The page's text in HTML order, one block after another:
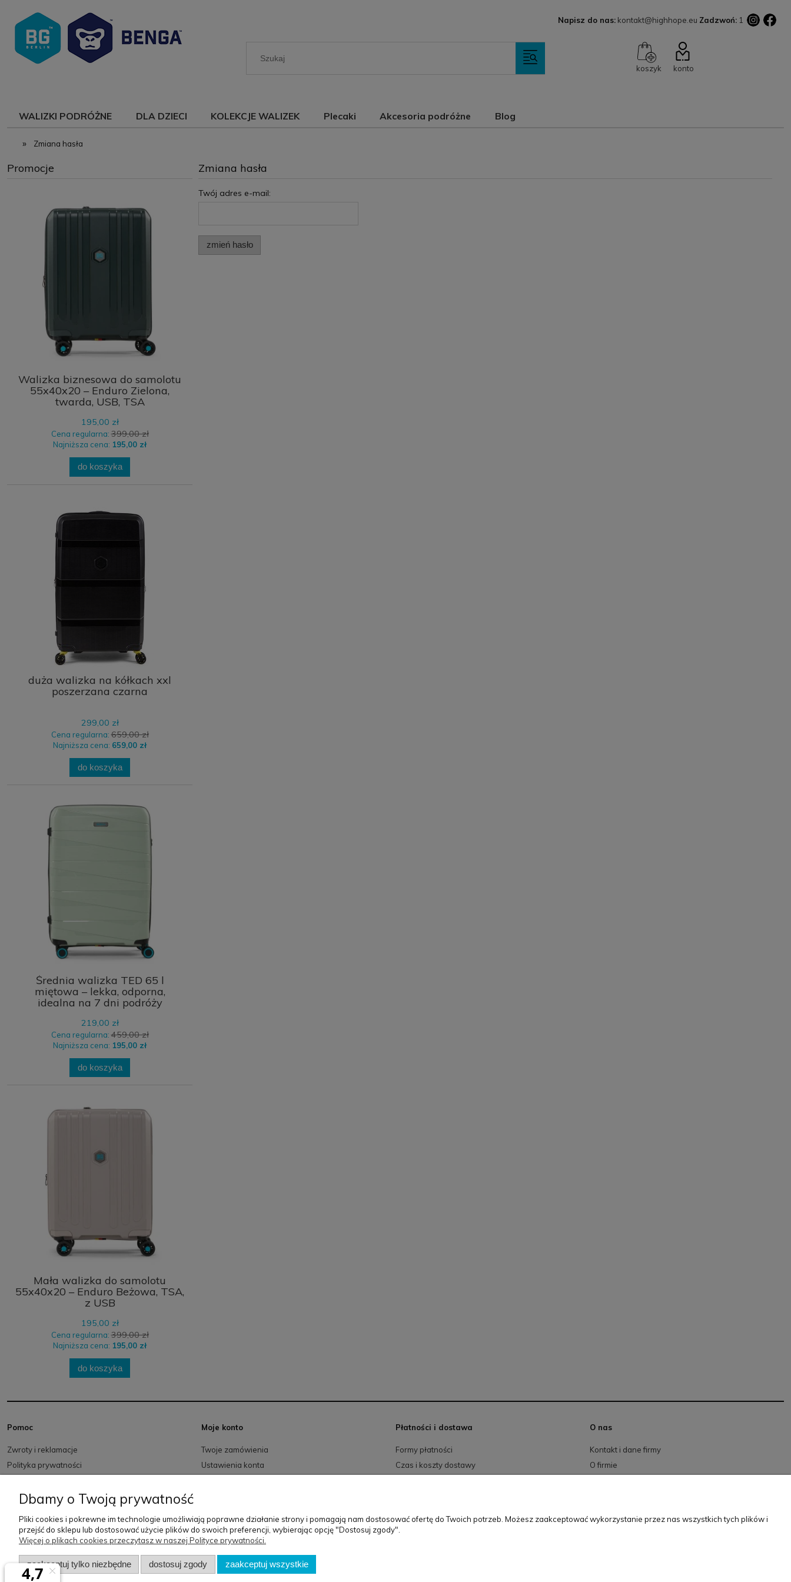
Napisz do nas: kontakt@highhope.eu Zadzwoń: 1
koszyk konto
WALIZKI PODRÓŻNE DLA DZIECI KOLEKCJE WALIZEK Plecaki Akcesoria podróżne Blog
» Zmiana hasła
Promocje
Walizka biznesowa do samolotu
55x40x20 – Enduro Zielona,
twarda, USB, TSA
195,00 zł
Cena regularna:399,00 zł
Najniższa cena: 195,00 zł
do koszyka
duża walizka na kółkach xxl
poszerzana czarna
299,00 zł
Cena regularna:659,00 zł
Najniższa cena: 659,00 zł
do koszyka
Średnia walizka TED 65 l
miętowa – lekka, odporna,
idealna na 7 dni podróży
219,00 zł
Cena regularna:459,00 zł
Najniższa cena: 195,00 zł
do koszyka
Mała walizka do samolotu
55x40x20 – Enduro Beżowa, TSA,
z USB
195,00 zł
Cena regularna:399,00 zł
Najniższa cena: 195,00 zł
do koszyka
Zmiana hasła
Twój adres e-mail:
zmień hasło
Pomoc
Zwroty i reklamacje
Polityka prywatności
Moje konto
Twoje zamówienia
Ustawienia konta
Płatności i dostawa
Formy płatności
Czas i koszty dostawy
O nas
Kontakt i dane firmy
O firmie
BG Berlin
Magazyn
Dbamy o Twoją prywatność
Pliki cookies i pokrewne im technologie umożliwiają poprawne działanie strony i pomagają nam dostosować ofertę do Twoich potrzeb. Możesz zaakceptować wykorzystanie przez nas wszystkich tych plików i
przejść do sklepu lub dostosować użycie plików do swoich preferencji, wybierając opcję "Dostosuj zgody".
Więcej o plikach cookies przeczytasz w naszej Polityce prywatności.
zaakceptuj tylko niezbędne dostosuj zgody zaakceptuj wszystkie